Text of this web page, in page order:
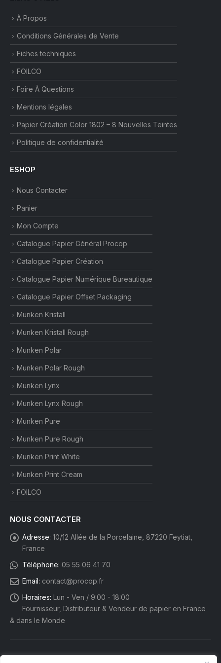
À Propos
Conditions Générales de Vente
Fiches techniques
FOILCO
Foire À Questions
Mentions légales
Papier Création Color 1802 – 8 Nouvelles Teintes
Politique de confidentialité
ESHOP
Nous Contacter
Panier
Mon Compte
Catalogue Papier Général Procop
Catalogue Papier Création
Catalogue Papier Numérique Bureautique
Catalogue Papier Offset Packaging
Munken Kristall
Munken Kristall Rough
Munken Polar
Munken Polar Rough
Munken Lynx
Munken Lynx Rough
Munken Pure
Munken Pure Rough
Munken Print White
Munken Print Cream
FOILCO
NOUS CONTACTER
Adresse: 10/12 Allée de la Porcelaine, 87220 Feytiat,
France
Téléphone: 05 55 06 41 70
Email: contact@procop.fr
Horaires: Lun - Ven / 9:00 - 18:00
Fournisseur, Distributeur & Vendeur de papier en France
& dans le Monde